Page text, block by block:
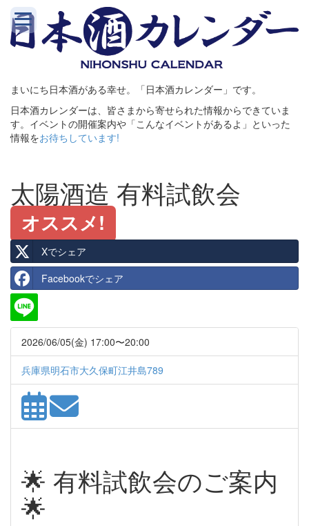
まいにち日本酒がある幸せ。「日本酒カレンダー」です。
日本酒カレンダーは、皆さまから寄せられた情報からできていま
す。イベントの開催案内や「こんなイベントがあるよ」といった
情報をお待ちしています!
太陽酒造 有料試飲会
オススメ!
Xでシェア
Facebookでシェア
2026/06/05(金) 17:00〜20:00
兵庫県明石市大久保町江井島789
🌟 有料試飲会のご案内
🌟